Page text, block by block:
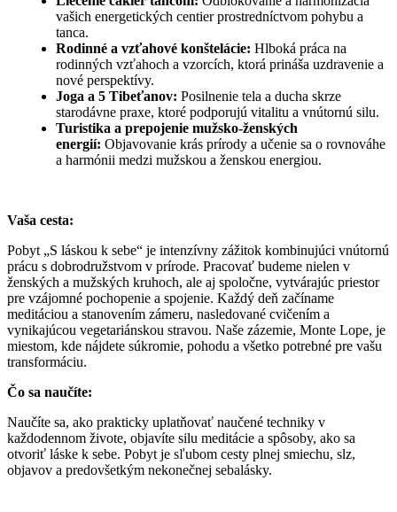
vašich energetických centier prostredníctvom pohybu a
tanca.
Rodinné a vzťahové konštelácie: Hlboká práca na
rodinných vzťahoch a vzorcích, ktorá prináša uzdravenie a
nové perspektívy.
Joga a 5 Tibeťanov: Posilnenie tela a ducha skrze
starodávne praxe, ktoré podporujú vitalitu a vnútornú silu.
Turistika a prepojenie mužsko-ženských
energií: Objavovanie krás prírody a učenie sa o rovnováhe
a harmónii medzi mužskou a ženskou energiou.
Vaša cesta:
Pobyt „S láskou k sebe“ je intenzívny zážitok kombinujúci vnútornú
prácu s dobrodružstvom v prírode. Pracovať budeme nielen v
ženských a mužských kruhoch, ale aj spoločne, vytvárajúc priestor
pre vzájomné pochopenie a spojenie. Každý deň začíname
meditáciou a stanovením zámeru, nasledované cvičením a
vynikajúcou vegetariánskou stravou. Naše zázemie, Monte Lope, je
miestom, kde nájdete súkromie, pohodu a všetko potrebné pre vašu
transformáciu.
Čo sa naučíte:
Naučíte sa, ako prakticky uplatňovať naučené techniky v
každodennom živote, objavíte silu meditácie a spôsoby, ako sa
otvoriť láske k sebe. Pobyt je sľubom cesty plnej smiechu, slz,
objavov a predovšetkým nekonečnej sebalásky.